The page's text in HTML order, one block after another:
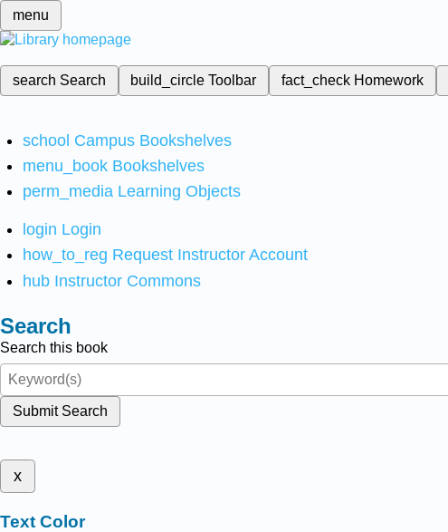
menu
search Search build_circleToolbar fact_check Homework
school Campus Bookshelves
menu_book Bookshelves
perm_media Learning Objects
login Login
how_to_reg Request Instructor Account
hub Instructor Commons
Search
Search this book
Submit Search
x
Text Color